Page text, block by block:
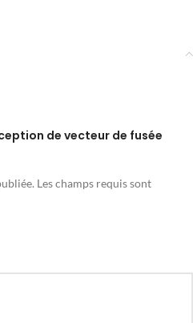
de vecteur de fusée
Les champs requis sont